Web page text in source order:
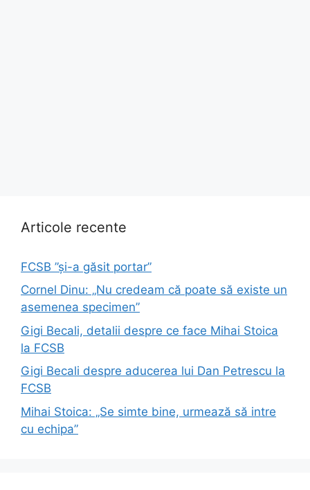
Articole recente
FCSB ”și-a găsit portar”
Cornel Dinu: „Nu credeam că poate să existe un
asemenea specimen”
Gigi Becali, detalii despre ce face Mihai Stoica
la FCSB
Gigi Becali despre aducerea lui Dan Petrescu la
FCSB
Mihai Stoica: „Se simte bine, urmează să intre
cu echipa”